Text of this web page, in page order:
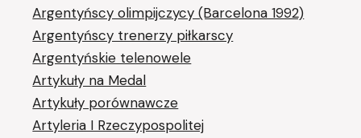
Argentyńscy olimpijczycy (Barcelona 1992)
Argentyńscy trenerzy piłkarscy
Argentyńskie telenowele
Artykuły na Medal
Artykuły porównawcze
Artyleria I Rzeczypospolitej